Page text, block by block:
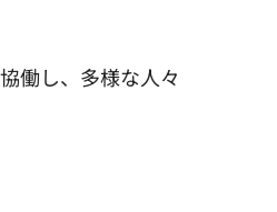
働し、多様な人々